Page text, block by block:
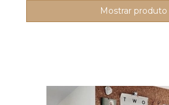
Mostrar produto